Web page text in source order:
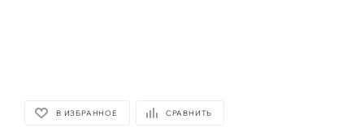
В ИЗБРАННОЕ СРАВНИТЬ